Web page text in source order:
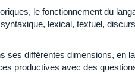
le fonctionnement du
lexical, textuel,
différentes dimensions, en
productives avec des